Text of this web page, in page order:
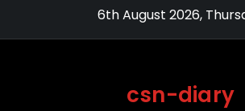
6th August 2026,
csn-diary